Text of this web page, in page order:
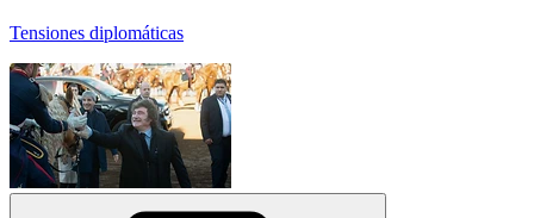
Tensiones diplomáticas